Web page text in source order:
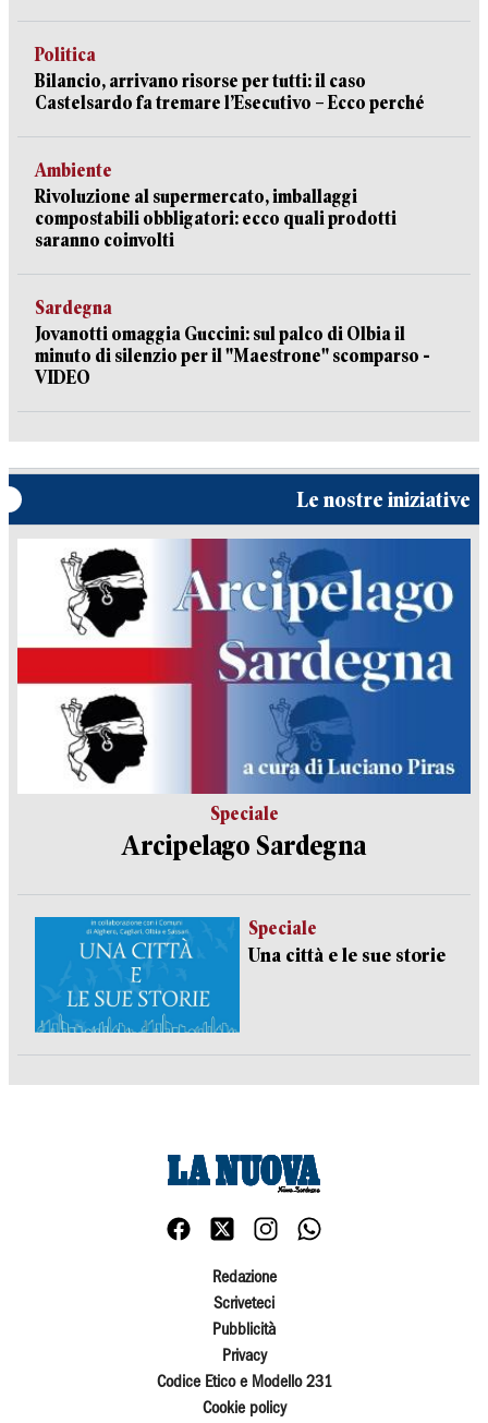
Politica
Bilancio, arrivano risorse per tutti: il caso
Castelsardo fa tremare l’Esecutivo – Ecco perché
Ambiente
Rivoluzione al supermercato, imballaggi
compostabili obbligatori: ecco quali prodotti
saranno coinvolti
Sardegna
Jovanotti omaggia Guccini: sul palco di Olbia il
minuto di silenzio per il "Maestrone" scomparso -
VIDEO
Le nostre iniziative
Speciale
Arcipelago Sardegna
Speciale
Una città e le sue storie
Redazione
Scriveteci
Pubblicità
Privacy
Codice Etico e Modello 231
Cookie policy